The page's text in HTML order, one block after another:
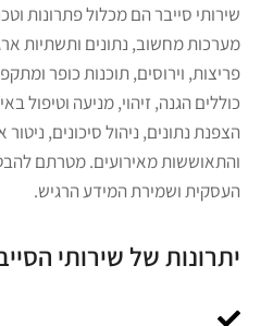
שירותי סייבר הם מכלול פתרונות
מערכות מחשוב, נתונים ותשתיות
פריצות, וירוסים, תוכנות כופר
כוללים הגנה, זיהוי, מניעה וטיפול
הצפנת נתונים, ניהול סיכונים,
והתאוששות מאירועים. מטרתם
העסקית ושמירת המידע הרגיש.
יתרונות של שירותי